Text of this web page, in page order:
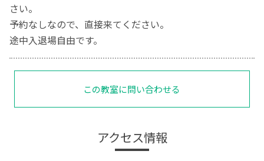
さい。
予約なしなので、直接来てください。
途中入退場自由です。
この教室に問い合わせる
アクセス情報